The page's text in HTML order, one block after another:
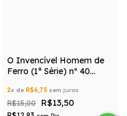
O Invencível Homem de
Ferro (1ª Série) nº 40
2x de R$6,75 sem juros
R$15,00 R$13,50